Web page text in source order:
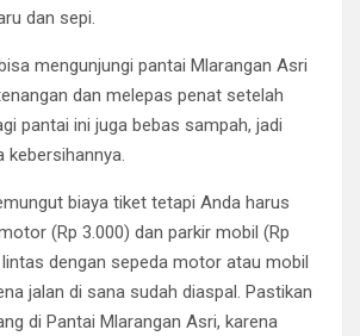
dan sepi.
mengunjungi pantai Mlarangan Asri
dan melepas penat setelah
pantai ini juga bebas sampah, jadi
kebersihannya.
biaya tiket tetapi Anda harus
(Rp 3.000) dan parkir mobil (Rp
dengan sepeda motor atau mobil
jalan di sana sudah diaspal. Pastikan
di Pantai Mlarangan Asri, karena